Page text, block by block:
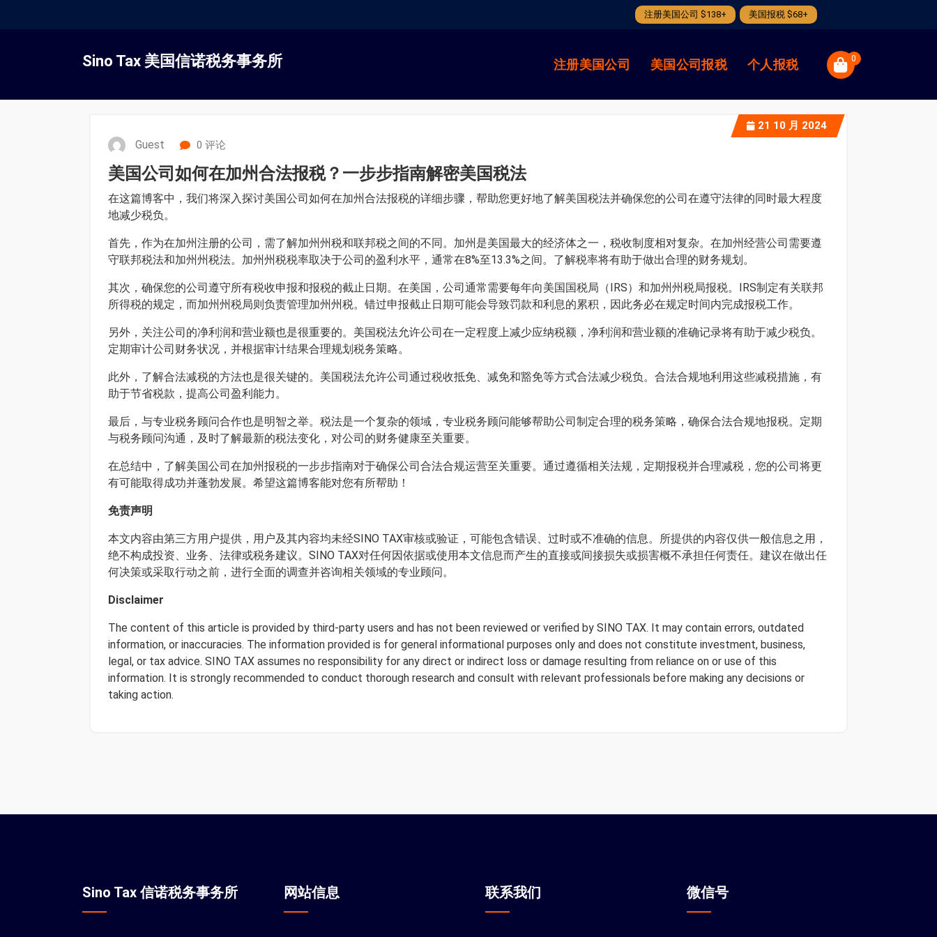
注册美国公司 $138+ 美国报税 $68+
容
Sino Tax 美国信诺税务事务所 注册美国公司 美国公司报税 个人报税 0
21 10 月 2024
Guest 0 评论
美国公司如何在加州合法报税？一步步指南解密美国税法
在这篇博客中，我们将深入探讨美国公司如何在加州合法报税的详细步骤，帮助您更好地了解美国税法并确保您的公司在遵守法律的同时最大程度
地减少税负。
首先，作为在加州注册的公司，需了解加州州税和联邦税之间的不同。加州是美国最大的经济体之一，税收制度相对复杂。在加州经营公司需要遵
守联邦税法和加州州税法。加州州税税率取决于公司的盈利水平，通常在8%至13.3%之间。了解税率将有助于做出合理的财务规划。
其次，确保您的公司遵守所有税收申报和报税的截止日期。在美国，公司通常需要每年向美国国税局（IRS）和加州州税局报税。IRS制定有关联邦
所得税的规定，而加州州税局则负责管理加州州税。错过申报截止日期可能会导致罚款和利息的累积，因此务必在规定时间内完成报税工作。
另外，关注公司的净利润和营业额也是很重要的。美国税法允许公司在一定程度上减少应纳税额，净利润和营业额的准确记录将有助于减少税负。
定期审计公司财务状况，并根据审计结果合理规划税务策略。
此外，了解合法减税的方法也是很关键的。美国税法允许公司通过税收抵免、减免和豁免等方式合法减少税负。合法合规地利用这些减税措施，有
助于节省税款，提高公司盈利能力。
最后，与专业税务顾问合作也是明智之举。税法是一个复杂的领域，专业税务顾问能够帮助公司制定合理的税务策略，确保合法合规地报税。定期
与税务顾问沟通，及时了解最新的税法变化，对公司的财务健康至关重要。
在总结中，了解美国公司在加州报税的一步步指南对于确保公司合法合规运营至关重要。通过遵循相关法规，定期报税并合理减税，您的公司将更
有可能取得成功并蓬勃发展。希望这篇博客能对您有所帮助！
免责声明
本文内容由第三方用户提供，用户及其内容均未经SINO TAX审核或验证，可能包含错误、过时或不准确的信息。所提供的内容仅供一般信息之用，
绝不构成投资、业务、法律或税务建议。SINO TAX对任何因依据或使用本文信息而产生的直接或间接损失或损害概不承担任何责任。建议在做出任
何决策或采取行动之前，进行全面的调查并咨询相关领域的专业顾问。
Disclaimer
The content of this article is provided by third-party users and has not been reviewed or verified by SINO TAX. It may contain errors, outdated
information, or inaccuracies. The information provided is for general informational purposes only and does not constitute investment, business,
legal, or tax advice. SINO TAX assumes no responsibility for any direct or indirect loss or damage resulting from reliance on or use of this
information. It is strongly recommended to conduct thorough research and consult with relevant professionals before making any decisions or
taking action.
Sino Tax 信诺税务事务所 网站信息 联系我们 微信号